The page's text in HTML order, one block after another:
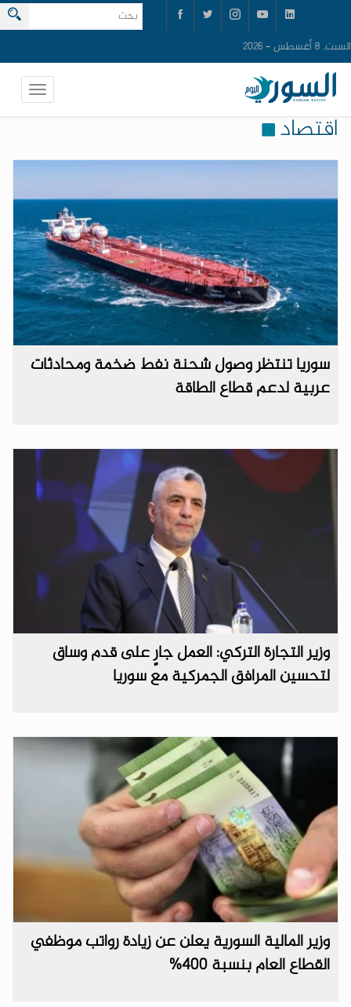
السبت, 8 أغسطس - 2026
اقتصاد
سوريا تنتظر وصول شحنة نفط ضخمة ومحادثات
عربية لدعم قطاع الطاقة
وزير التجارة التركي: العمل جارٍ على قدم وساق
لتحسين المرافق الجمركية مع سوريا
وزير المالية السورية يعلن عن زيادة رواتب موظفي
القطاع العام بنسبة 400%